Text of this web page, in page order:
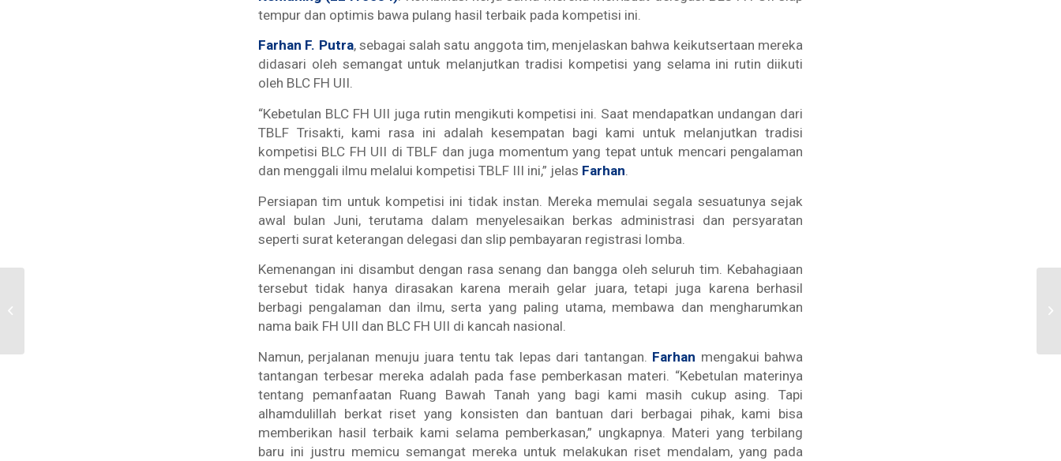
tempur dan optimis bawa pulang hasil terbaik pada kompetisi ini.
Farhan F. Putra, sebagai salah satu anggota tim, menjelaskan bahwa keikutsertaan mereka
didasari oleh semangat untuk melanjutkan tradisi kompetisi yang selama ini rutin diikuti
oleh BLC FH UII.
“Kebetulan BLC FH UII juga rutin mengikuti kompetisi ini. Saat mendapatkan undangan dari
TBLF Trisakti, kami rasa ini adalah kesempatan bagi kami untuk melanjutkan tradisi
kompetisi BLC FH UII di TBLF dan juga momentum yang tepat untuk mencari pengalaman
dan menggali ilmu melalui kompetisi TBLF III ini,” jelas Farhan
Persiapan tim untuk kompetisi ini tidak instan. Mereka memulai segala sesuatunya sejak
awal bulan Juni, terutama dalam menyelesaikan berkas administrasi dan persyaratan
seperti surat keterangan delegasi dan slip pembayaran registrasi lomba.
Kemenangan ini disambut dengan rasa senang dan bangga oleh seluruh tim. Kebahagiaan
tersebut tidak hanya dirasakan karena meraih gelar juara, tetapi juga karena berhasil
berbagi pengalaman dan ilmu, serta yang paling utama, membawa dan mengharumkan
nama baik FH UII dan BLC FH UII di kancah nasional.
Namun, perjalanan menuju juara tentu tak lepas dari tantangan. Farhan mengakui bahwa
tantangan terbesar mereka adalah pada fase pemberkasan materi. “Kebetulan materinya
tentang pemanfaatan Ruang Bawah Tanah yang bagi kami masih cukup asing. Tapi
alhamdulillah berkat riset yang konsisten dan bantuan dari berbagai pihak, kami bisa
memberikan hasil terbaik kami selama pemberkasan,” ungkapnya. Materi yang terbilang
baru ini justru memicu semangat mereka untuk melakukan riset mendalam, yang pada